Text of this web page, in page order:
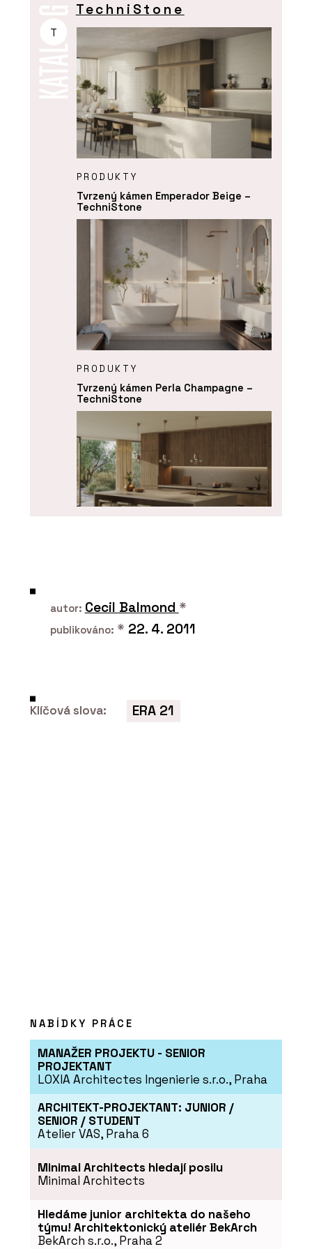
T
TechniStone
PRODUKTY
Tvrzený kámen Emperador Beige –
TechniStone
PRODUKTY
Tvrzený kámen Perla Champagne –
TechniStone
O FIRMĚ
autor: Cecil Balmond *
publikováno: * 22. 4. 2011
Klíčová slova: ERA 21
NABÍDKY PRÁCE
MANAŽER PROJEKTU - SENIOR
PROJEKTANT
LOXIA Architectes Ingenierie s.r.o., Praha
ARCHITEKT-PROJEKTANT: JUNIOR /
SENIOR / STUDENT
Atelier VAS, Praha 6
Minimal Architects hledají posilu
Minimal Architects
Hledáme junior architekta do našeho
týmu! Architektonický ateliér BekArch
BekArch s.r.o., Praha 2